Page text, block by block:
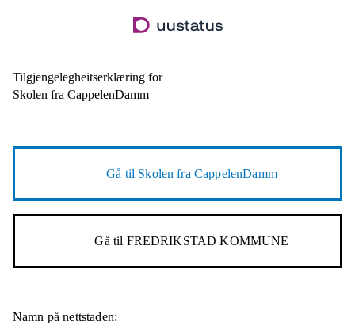
til
Tilgjengelegheitserklæring for
Skolen fra CappelenDamm
Gå til Skolen fra CappelenDamm
Gå til FREDRIKSTAD KOMMUNE
Namn på nettstaden: